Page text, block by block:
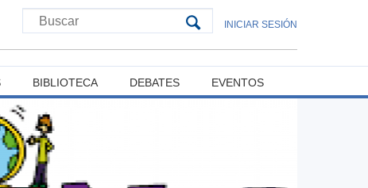
INICIAR SESIÓN
BIBLIOTECA DEBATES EVENTOS